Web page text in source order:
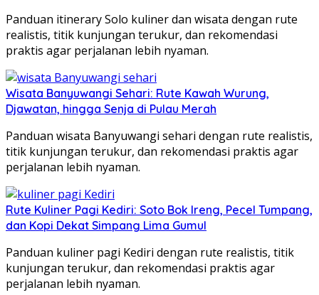
Panduan itinerary Solo kuliner dan wisata dengan rute
realistis, titik kunjungan terukur, dan rekomendasi
praktis agar perjalanan lebih nyaman.
Wisata Banyuwangi Sehari: Rute Kawah Wurung,
Djawatan, hingga Senja di Pulau Merah
Panduan wisata Banyuwangi sehari dengan rute realistis,
titik kunjungan terukur, dan rekomendasi praktis agar
perjalanan lebih nyaman.
Rute Kuliner Pagi Kediri: Soto Bok Ireng, Pecel Tumpang,
dan Kopi Dekat Simpang Lima Gumul
Panduan kuliner pagi Kediri dengan rute realistis, titik
kunjungan terukur, dan rekomendasi praktis agar
perjalanan lebih nyaman.